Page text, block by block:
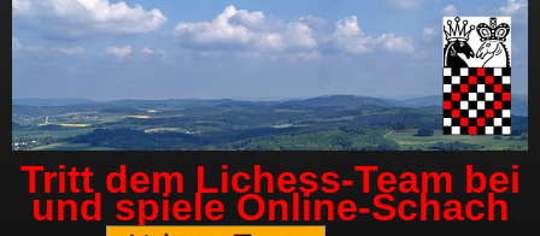
Tritt dem Lichess-Team bei
und spiele Online-Schach